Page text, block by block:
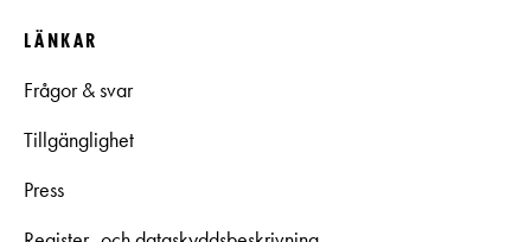
LÄNKAR
Frågor & svar
Tillgänglighet
Press